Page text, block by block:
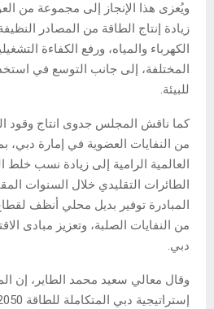
ويُعزى هذا الإنجاز إلى مجموعة من
زيادة إنتاج الطاقة من المصادر
الكهرباء والمياه، ورفع الكفاءة
المختلفة، إلى جانب التوسع في
للبيئة.
من النفايات العضوية في إمارة دبي،
العالمية الرامية إلى زيادة نسب خلط
الطائرات التقليدي خلال السنوات
المبادرة توفير بديل محلي أنظف
من النفايات الصلبة، وتعزيز مبادى
دبي.
وقال معالي سعيد محمد الطاير، إن